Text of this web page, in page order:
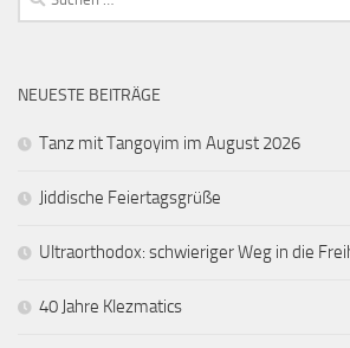
nach:
NEUESTE BEITRÄGE
Tanz mit Tangoyim im August 2026
Jiddische Feiertagsgrüße
Ultraorthodox: schwieriger Weg in die
40 Jahre Klezmatics